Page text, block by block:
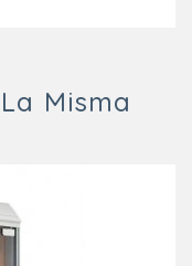
Misma